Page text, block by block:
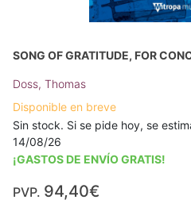
SONG OF GRATITUDE, FOR
Doss, Thomas
Disponible en breve
Sin stock. Si se pide hoy, se
14/08/26
¡GASTOS DE ENVÍO GRATIS!
PVP. 94,40€